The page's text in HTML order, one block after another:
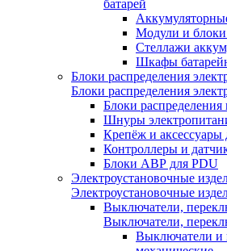
батарей
Модули и
Стеллажи
Шкафы
Блоки распределения
Блоки распределения
Блоки
Шнуры
Крепёж и аксессуары
Контроллеры и
Блоки АВР для PDU
Электроустановочные
Электроустановочные
Выключатели,
Выключатели,
Выключатели и